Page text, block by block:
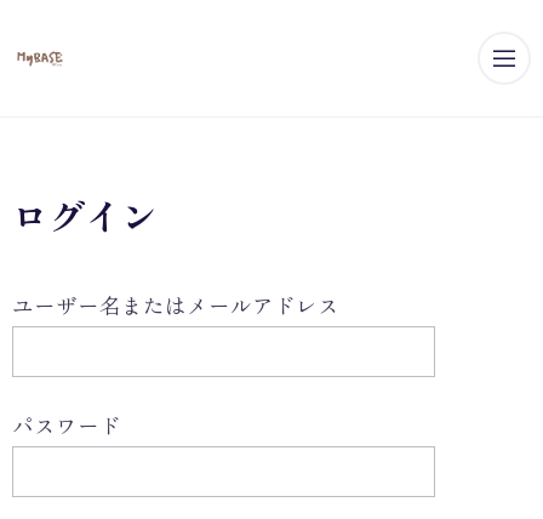
メ
ログイン
ユーザー名またはメールアドレス
パスワード